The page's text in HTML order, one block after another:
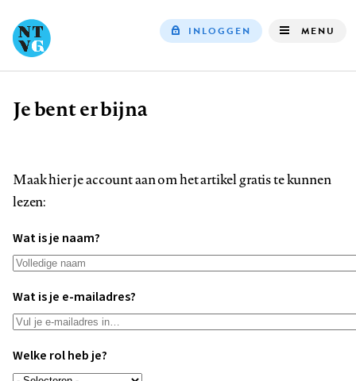
INLOGGEN MENU
Kruimelpad
Je bent er bijna
Maak hier je account aan om het artikel gratis te kunnen
lezen:
Wat is je naam?
Wat is je e-mailadres?
Welke rol heb je?